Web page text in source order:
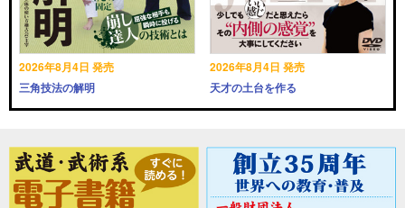
2026年8月4日 発売
三角技法の解明
2026年8月4日 発売
天才の土台を作る